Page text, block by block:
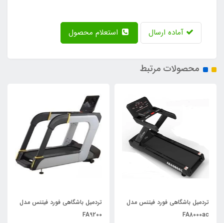
آماده ارسال
محصولات مرتبط
تردمیل باشگاهی فورد فیتنس مدل
FA8000ac
تردمیل باشگاهی فورد فیتنس مدل
FA9200